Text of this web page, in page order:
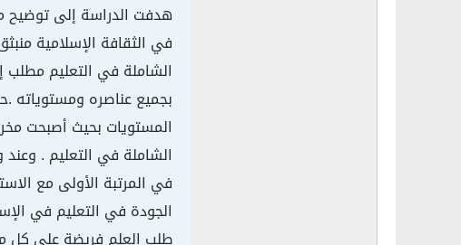
هدفت الدراسة إلى
في الثقافة الإسلامية
الشاملة في التعليم
بجميع عناصره ومستوياته
المستويات بحيث أصبحت
الشاملة في التعليم .
في المرتبة الأولى مع
الجودة في التعليم في
طلب العلم فريضة على كل